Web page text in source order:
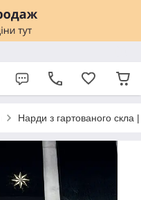
Нарди з гартованого скла